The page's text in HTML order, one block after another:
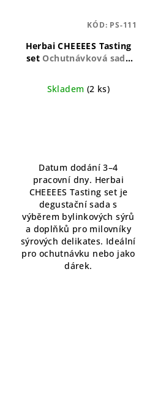
Herbai CHEEEES Tasting
set Ochutnávková sada
Herbai CHEEEES
Skladem (2 ks)
Datum dodání 3–4
pracovní dny. Herbai
CHEEEES Tasting set je
degustační sada s
výběrem bylinkových sýrů
a doplňků pro milovníky
sýrových delikates. Ideální
pro ochutnávku nebo jako
dárek.
KÓD: PS-111